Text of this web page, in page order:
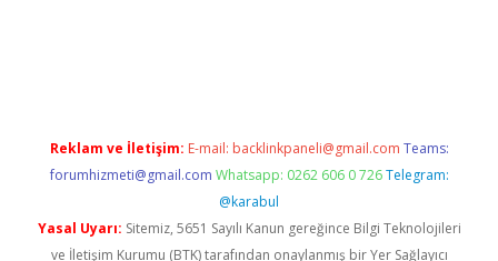
Reklam ve İletişim: E-mail: backlinkpaneli@gmail.com Teams:
forumhizmeti@gmail.com Whatsapp: 0262 606 0 726 Telegram:
@karabul
Yasal Uyarı: Sitemiz, 5651 Sayılı Kanun gereğince Bilgi Teknolojileri
ve İletişim Kurumu (BTK) tarafından onaylanmış bir Yer Sağlayıcı